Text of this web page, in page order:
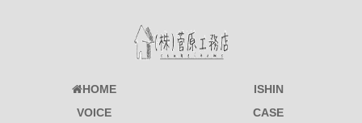
HOME
ISHIN
VOICE
CASE